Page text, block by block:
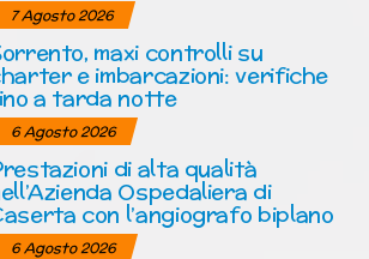
7 Agosto 2026
maxi controlli su
e imbarcazioni: verifiche
a tarda notte
6 Agosto 2026
di alta qualità
Ospedaliera di
con l’angiografo biplano
6 Agosto 2026